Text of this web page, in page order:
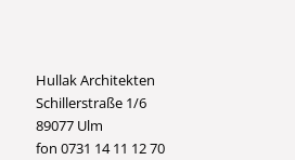
Hullak Architekten
Schillerstraße 1/6
89077 Ulm
fon 0731 14 11 12 70